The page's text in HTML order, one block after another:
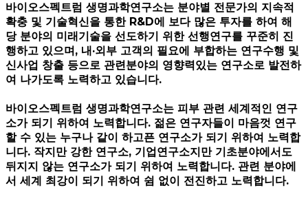
바이오스펙트럼 생명과학연구소는 분야별 전문가의 지속적
확충 및 기술혁신을 통한 R&D에 보다 많은 투자를 하여 해
당 분야의 미래기술을 선도하기 위한 선행연구를 꾸준히 진
행하고 있으며, 내·외부 고객의 필요에 부합하는 연구수행 및
신사업 창출 등으로 관련분야의 영향력있는 연구소로 발전하
여 나가도록 노력하고 있습니다.
바이오스펙트럼 생명과학연구소는 피부 관련 세계적인 연구
소가 되기 위하여 노력합니다. 젊은 연구자들이 마음껏 연구
할 수 있는 누구나 같이 하고픈 연구소가 되기 위하여 노력합
니다. 작지만 강한 연구소, 기업연구소지만 기초분야에서도
뒤지지 않는 연구소가 되기 위하여 노력합니다. 관련 분야에
서 세계 최강이 되기 위하여 쉼 없이 전진하고 노력합니다.